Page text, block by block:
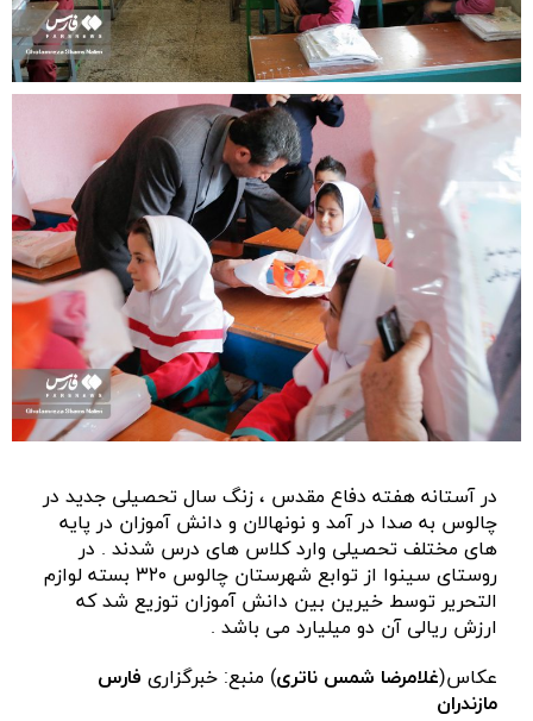
در آستانه هفته دفاع مقدس ، زنگ سال تحصیلی جدید در
چالوس به صدا در آمد و نونهالان و دانش آموزان در پایه
های مختلف تحصیلی وارد کلاس های درس شدند . در
روستای سینوا از توابع شهرستان چالوس ۳۲۰ بسته لوازم
التحریر توسط خیرین بین دانش آموزان توزیع شد که
ارزش ریالی آن دو میلیارد می باشد .
عکاس(غلامرضا شمس ناتری) منبع: خبرگزاری فارس
مازندران